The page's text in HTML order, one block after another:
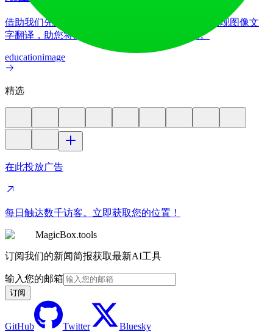
借助我们先进的AI图像翻译器，在70多种语言间实现图像文
字翻译，助您将产品更好地推向全球各国市场。
educationimage
精选
在此投放广告
每日触达数千访客。立即获取您的位置！
MagicBox.tools
订阅我们的新闻简报获取最新AI工具
输入您的邮箱
订阅
GitHub Twitter Bluesky